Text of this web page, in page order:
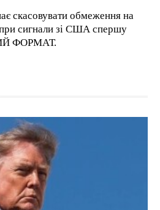
скасовувати обмеження на
сигнали зі США спершу
ФОРМАТ.